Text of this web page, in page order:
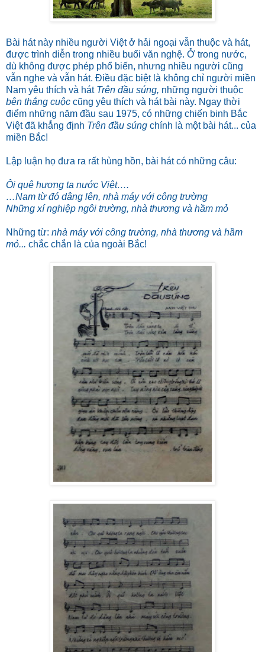
Bài hát này nhiều người Việt ở hải ngoại vẫn thuộc và hát,
được trình diễn trong nhiều buổi văn nghệ. Ở trong nước,
dù không được phép phổ biến, nhưng nhiều người cũng
vẫn nghe và vẫn hát. Điều đặc biệt là không chỉ người miền
Nam yêu thích và hát Trên đầu súng, những người thuộc
bên thắng cuộc cũng yêu thích và hát bài này. Ngay thời
điểm những năm đầu sau 1975, có những chiến binh Bắc
Việt đã khẳng định Trên đầu súng chính là một bài hát... của
miền Bắc!
Lập luận họ đưa ra rất hùng hồn, bài hát có những câu:
Ôi quê hương ta nước Việt….
…Nam từ đó dâng lên, nhà máy với công trường
Những xí nghiệp ngôi trường, nhà thương và hầm mỏ
Những từ: nhà máy với công trường, nhà thương và hầm
mỏ... chắc chắn là của ngoài Bắc!